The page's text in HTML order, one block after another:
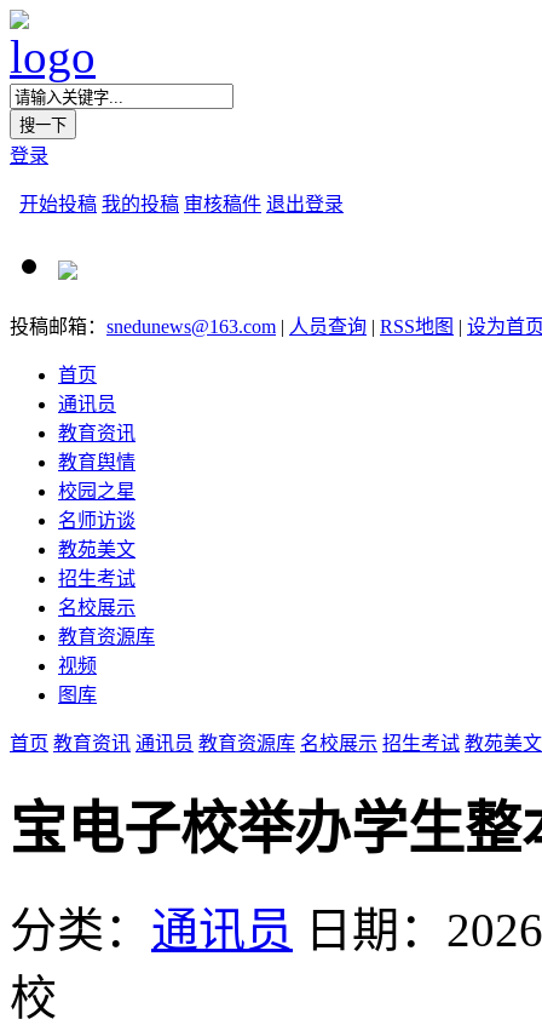
登录
开始投稿 我的投稿 审核稿件 退出登录
投稿邮箱： snedunews@163.com | 人员查询 | RSS地图 | 设为首
首页
通讯员
教育资讯
教育舆情
校园之星
名师访谈
教苑美文
招生考试
名校展示
教育资源库
视频
图库
首页 教育资讯 通讯员 教育资源库 名校展示 招生考试 教苑美文
宝电子校举办学生
分类： 通讯员 日期：
校